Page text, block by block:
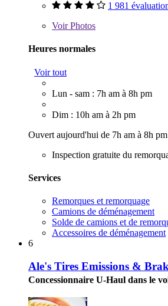
1 981
VoirPhotos
Heures normales
Voir tout
Lun - sam : 7h am à 8h pm
Dim : 10h am à 2h pm
Ouvert aujourd'hui de 7h am à 8h pm
Inspection gratuite du
Services
Remorques et remorquage
Camions de déménagement
Solde de camions et de
Accessoires de déménagement
6
Ale's Tires Emissions &
Concessionnaire U-Haul dans le